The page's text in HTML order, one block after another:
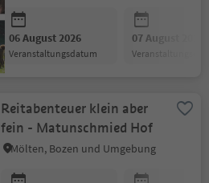
06 August 2026
Veranstaltungsdatum
07 August 2026
Reitabenteuer klein aber
fein - Matunschmied Hof
Mölten, Bozen und Umgebung